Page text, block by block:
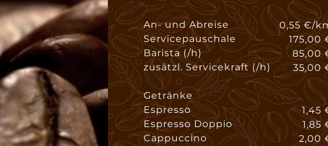
An- und Abreise
Servicepauschale
Barista (/h)
zusätzl. Servicekraft (/h)
Getränke
Espresso
Espresso Doppio
Cappuccino
0,55 €/
175,00
85,00
35,00
1,45
1,85
2,00